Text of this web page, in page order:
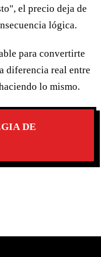
el precio deja de
lógica.
para convertirte
diferencia real entre
lo mismo.
DE